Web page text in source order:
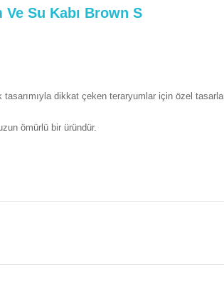
Su Kabı Brown S
tasarımıyla dikkat çeken teraryumlar için özel
ömürlü bir üründür.